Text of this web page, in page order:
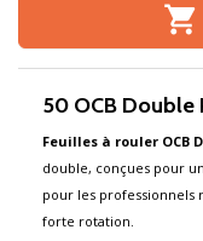

50 OCB Double
Feuilles à rouler OCB
double, conçues pour
pour les professionnels
forte rotation.